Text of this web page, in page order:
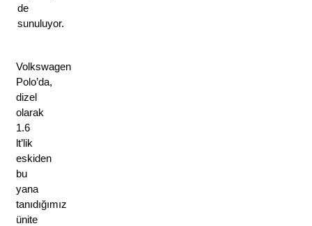
de
Volkswagen
Polo’da,
dizel
olarak
1.6
lt’lik
eskiden
bu
yana
tanıdığımız
ünite